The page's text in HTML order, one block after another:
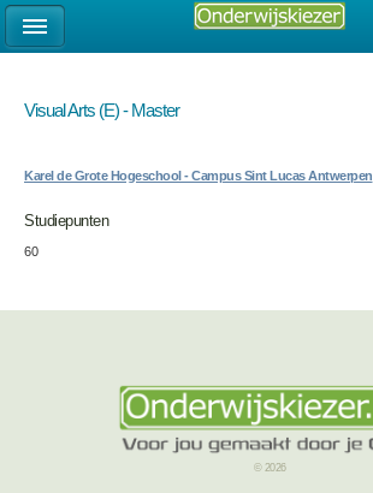
Visual Arts (E) - Master
Karel de Grote Hogeschool - Campus Sint Lucas Antwerpen
Studiepunten
60
© 2026